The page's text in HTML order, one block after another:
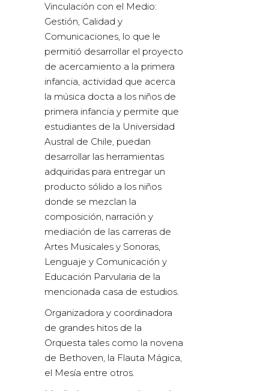
Vinculación con el Medio:
Gestión, Calidad y
Comunicaciones, lo que le
permitió desarrollar el proyecto
de acercamiento a la primera
infancia, actividad que acerca
la música docta a los niños de
primera infancia y permite que
estudiantes de la Universidad
Austral de Chile, puedan
desarrollar las herramientas
adquiridas para entregar un
producto sólido a los niños
donde se mezclan la
composición, narración y
mediación de las carreras de
Artes Musicales y Sonoras,
Lenguaje y Comunicación y
Educación Parvularia de la
mencionada casa de estudios.
Organizadora y coordinadora
de grandes hitos de la
Orquesta tales como la novena
de Bethoven, la Flauta Mágica,
el Mesía entre otros.